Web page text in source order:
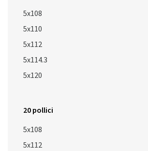
5x108
5x110
5x112
5x114.3
5x120
20 pollici
5x108
5x112